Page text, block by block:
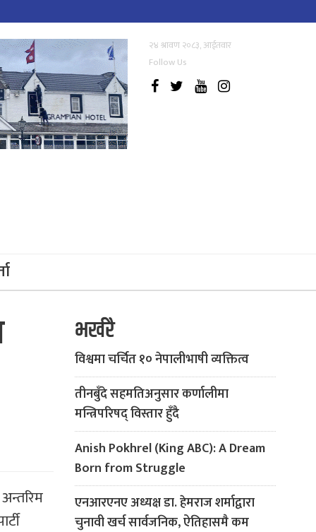
२४ श्रावण २०८३, आईतवार
Follow Us
भर्खरै
विश्वमा चर्चित १० नेपालीभाषी व्यक्तित्व
तीनबुँदे सहमतिअनुसार कर्णालीमा
मन्त्रिपरिषद् विस्तार हुँदै
Anish Pokhrel (King ABC): A Dream
Born from Struggle
एनआरएनए अध्यक्ष डा. हेमराज शर्माद्वारा
चुनावी खर्च सार्वजनिक, ऐतिहासमै कम